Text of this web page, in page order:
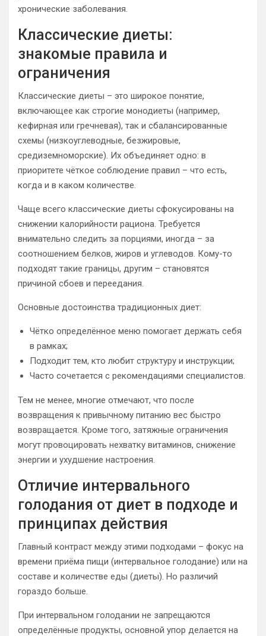
хронические заболевания.
Классические диеты:
знакомые правила и
ограничения
Классические диеты – это широкое понятие,
включающее как строгие монодиеты (например,
кефирная или гречневая), так и сбалансированные
схемы (низкоуглеводные, безжировые,
средиземноморские). Их объединяет одно: в
приоритете чёткое соблюдение правил – что есть,
когда и в каком количестве.
Чаще всего классические диеты сфокусированы на
снижении калорийности рациона. Требуется
внимательно следить за порциями, иногда – за
соотношением белков, жиров и углеводов. Кому-то
подходят такие границы, другим – становятся
причиной сбоев и переедания.
Основные достоинства традиционных диет:
Чётко определённое меню помогает держать себя
в рамках;
Подходит тем, кто любит структуру и инструкции;
Часто сочетается с рекомендациями специалистов.
Тем не менее, многие отмечают, что после
возвращения к привычному питанию вес быстро
возвращается. Кроме того, затяжные ограничения
могут провоцировать нехватку витаминов, снижение
энергии и ухудшение настроения.
Отличие интервального
голодания от диет в подходе и
принципах действия
Главный контраст между этими подходами – фокус на
времени приёма пищи (интервальное голодание) или на
составе и количестве еды (диеты). Но различий
гораздо больше.
При интервальном голодании не запрещаются
определённые продукты, основной упор делается на